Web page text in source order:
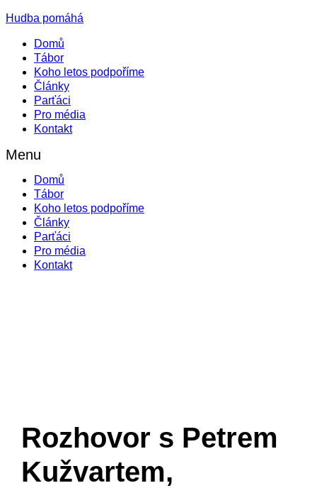
Hudba pomáhá
Domů
Tábor
Koho letos podpoříme
Články
Parťáci
Pro média
Kontakt
Menu
Domů
Tábor
Koho letos podpoříme
Články
Parťáci
Pro média
Kontakt
Rozhovor s Petrem
Kužvartem,